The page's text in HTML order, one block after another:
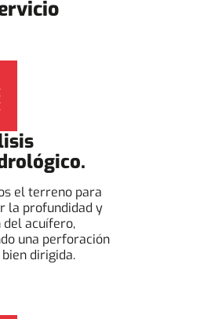
el terreno para
la profundidad y
del acuífero,
una perforación
dirigida.